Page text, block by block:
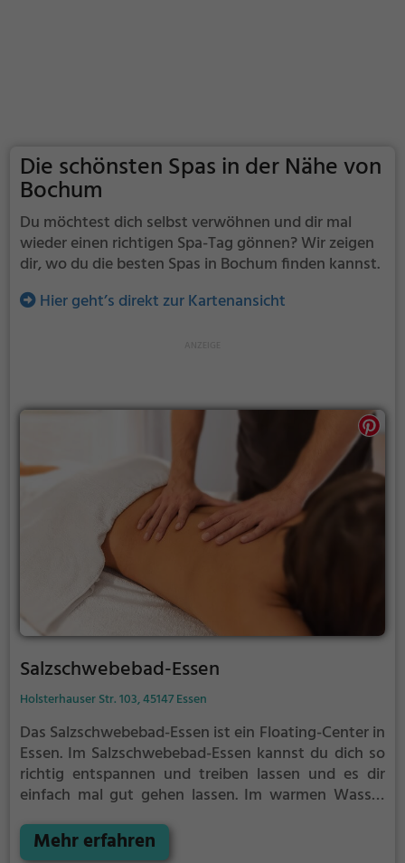
Die schönsten Spas in der Nähe von
Bochum
Du möchtest dich selbst verwöhnen und dir mal
wieder einen richtigen Spa-Tag gönnen? Wir zeigen
dir, wo du die besten Spas in Bochum finden kannst.
Hier geht’s direkt zur Kartenansicht
Salzschwebebad-Essen
Holsterhauser Str. 103, 45147 Essen
Das Salzschwebebad-Essen ist ein Floating-Center in
Essen. Im Salzschwebebad-Essen kannst du dich so
richtig entspannen und treiben lassen und es dir
einfach mal gut gehen lassen. Im warmen Wasser
anstrengenden Alltag zu entspannen, auszuspannen
und einfach einmal nichts zu tun.
Mehr erfahren